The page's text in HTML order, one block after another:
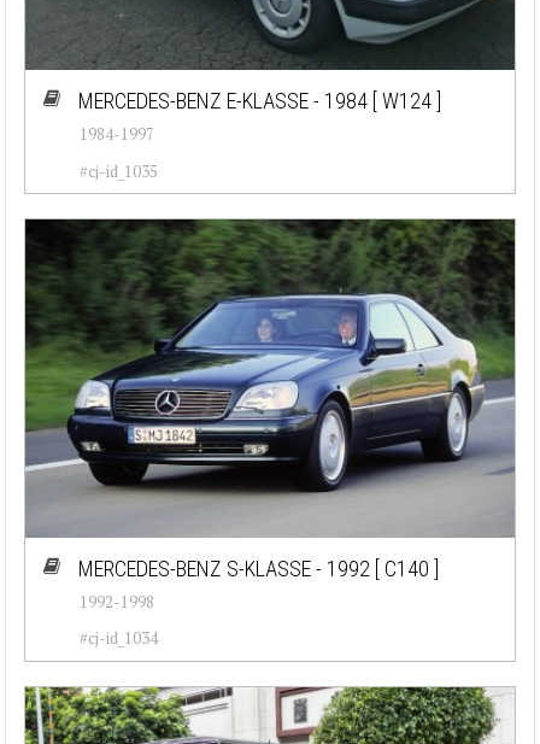
MERCEDES-BENZ E-KLASSE - 1984 [ W124 ]
1984-1997
#cj-id_1035
MERCEDES-BENZ S-KLASSE - 1992 [ C140 ]
1992-1998
#cj-id_1034